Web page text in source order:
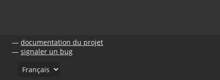
documentation du projet
signaler un bug